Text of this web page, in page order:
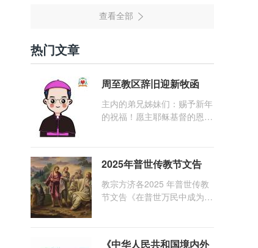
热门文章
周至教区辞旧迎新牧函
主内的弟兄姊妹们：赐予新年
的祝福！愿主耶稣基督的恩
们，愿临在的救主基督安慰你
们，并圣化你们的生活，作为
祝贺祂诞辰的珍贵礼品。
2025年普世传教节文告
教宗方济各2025 年普世传教
节文告《在普世万民中成为怀
《中华人民共和国境内外